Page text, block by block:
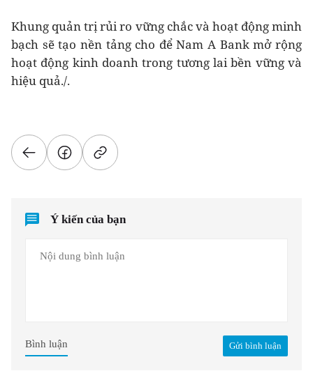
Khung quản trị rủi ro vững chắc và hoạt động minh
bạch sẽ tạo nền tảng cho để Nam A Bank mở rộng
hoạt động kinh doanh trong tương lai bền vững và
hiệu quả./.
Ý kiến của bạn
Gửi bình luận
Bình luận